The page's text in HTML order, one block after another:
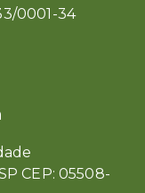
0001-34
CEP: 05508-